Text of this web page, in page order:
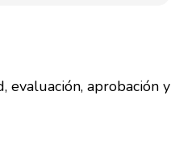
evaluación, aprobación y